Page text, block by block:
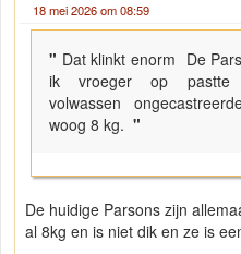
18 mei 2026 om 08:59
" Dat klinkt enorm De
ik vroeger op
volwassen
woog 8 kg. "
De huidige Parsons zijn
al 8kg en is niet dik en ze is